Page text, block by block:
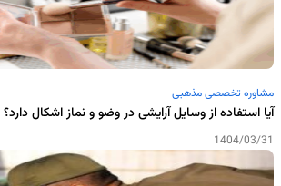
مشاوره تخصصی مذهبی
آیا استفاده از وسایل آرایشی در وضو و نماز اشکال
1404/03/31